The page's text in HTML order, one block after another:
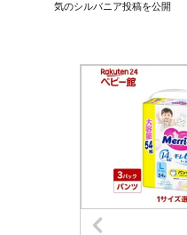
気のシルバニア投稿を公開